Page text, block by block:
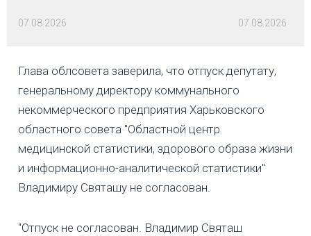
07.08.2026 07.08.2026
Глава облсовета заверила, что отпуск депутату,
генеральному директору коммунального
некоммерческого предприятия Харьковского
областного совета "Областной центр
медицинской статистики, здорового образа жизни
и информационно-аналитической статистики"
Владимиру Святашу не согласован.
"Отпуск не согласован. Владимир Святаш